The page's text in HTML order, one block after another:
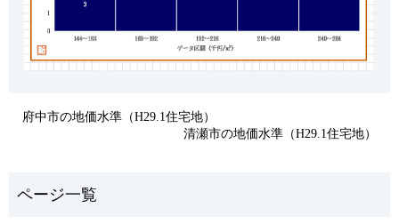
府中市の地価水準（H29.1住宅地）
清瀬市の地価水準（H29.1住宅地）